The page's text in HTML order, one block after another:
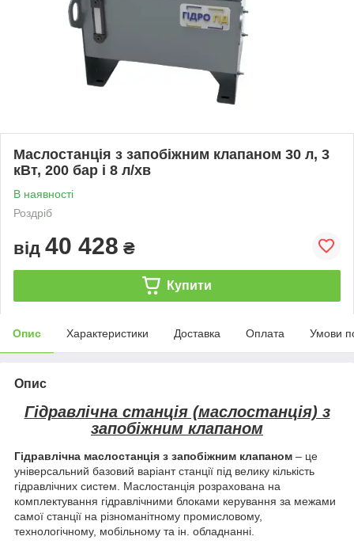
Маслостанція з запобіжним клапаном 30 л, 3
кВт, 200 бар і 8 л/хв
В наявності
Роздріб
від 40 428 ₴
Купити
Опис Характеристики Доставка Оплата Умови
Опис
Гідравлічна станція (маслостанція) з
запобіжним клапаном
Гідравлічна маслостанція з запобіжним клапаном – це
універсальний базовий варіант станції під велику кількість
гідравлічних систем. Маслостанція розрахована на
комплектування гідравлічними блоками керування за межами
самої станції на різноманітному промисловому,
технологічному, мобільному та ін. обладнанні.